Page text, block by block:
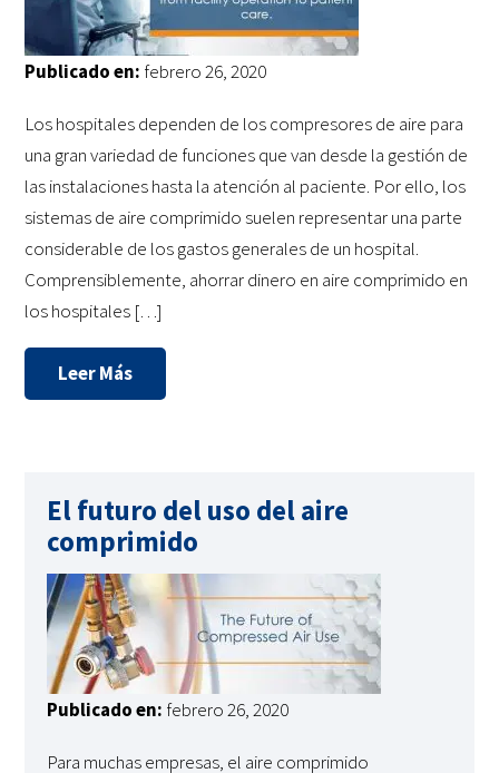
Publicado en: febrero 26, 2020
Los hospitales dependen de los compresores de aire para
una gran variedad de funciones que van desde la gestión de
las instalaciones hasta la atención al paciente. Por ello, los
sistemas de aire comprimido suelen representar una parte
considerable de los gastos generales de un hospital.
Comprensiblemente, ahorrar dinero en aire comprimido en
los hospitales […]
Leer Más
El futuro del uso del aire
comprimido
Publicado en: febrero 26, 2020
Para muchas empresas, el aire comprimido